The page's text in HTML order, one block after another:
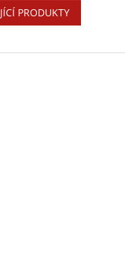
PRODUKTY